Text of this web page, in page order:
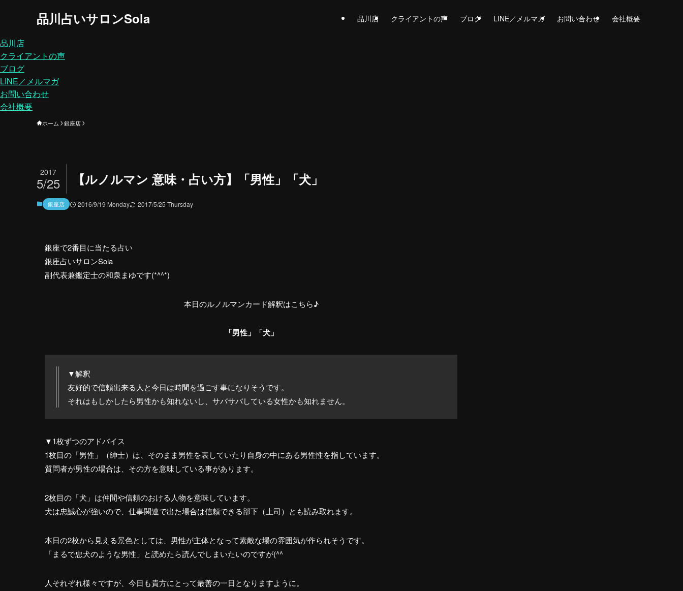
品川占いサロンSola 品川店 クライアントの声 ブログ LINE／メルマガ お問い合わせ 会社概要
品川店
クライアントの声
ブログ
LINE／メルマガ
お問い合わせ
会社概要
ホーム 銀座店
【ルノルマン 意味・占い方】「男性」「犬」
2017
5/25
銀座店 2016/9/19 Monday 2017/5/25 Thursday
銀座で2番目に当たる占い
銀座占いサロンSola
副代表兼鑑定士の和泉まゆです(*^^*)
本日のルノルマンカード解釈はこちら♪
「男性」「犬」
▼解釈
友好的で信頼出来る人と今日は時間を過ごす事になりそうです。
それはもしかしたら男性かも知れないし、サバサバしている女性かも知れません。
▼1枚ずつのアドバイス
1枚目の「男性」（紳士）は、そのまま男性を表していたり自身の中にある男性性を指しています。
質問者が男性の場合は、その方を意味している事があります。
2枚目の「犬」は仲間や信頼のおける人物を意味しています。
犬は忠誠心が強いので、仕事関連で出た場合は信頼できる部下（上司）とも読み取れます。
本日の2枚から見える景色としては、男性が主体となって素敵な場の雰囲気が作られそうです。
「まるで忠犬のような男性」と読めたら読んでしまいたいのですが(^^ゞ
人それぞれ様々ですが、今日も貴方にとって最善の一日となりますように。